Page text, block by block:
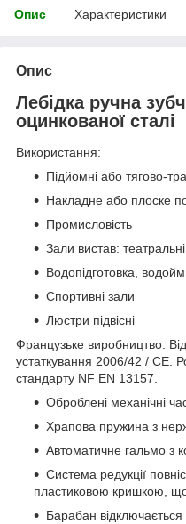
Опис Характеристики
Опис
Лебідка ручна
оцинкованої сталі
Використання:
Підйомні або тягово-
Накладне або плоске
Промисловість
Зали вистав: театральні
Водопідготовка,
Спортивні зали
Люстри підвісні
Французьке виробництво.
устаткування 2006/42 / CE.
стандарту NF EN 13157.
Оброблені механічні
Храпова пружина з
Автоматичне гальмо з
Система редукції
пластиковою кришкою,
Барабан відключається